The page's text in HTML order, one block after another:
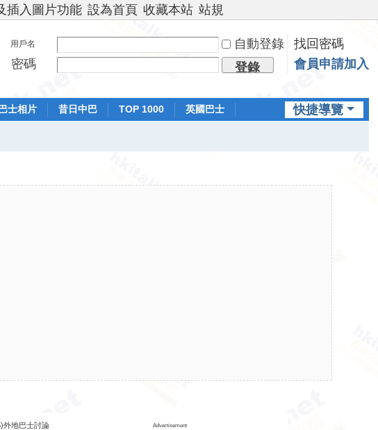
插入圖片功能 設為首頁 收藏本站 站規
用戶名 自動登錄
找回密碼
密碼
登錄 會員申請加入
快捷導覽
士相片 昔日中巴 TOP 1000
英國巴士
外地巴士討論
Advertisement